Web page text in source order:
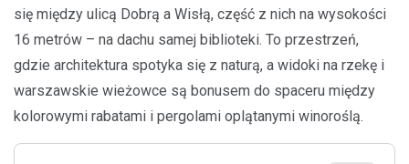
się między ulicą Dobrą a Wisłą, część z nich na wysokości
16 metrów – na dachu samej biblioteki. To przestrzeń,
gdzie architektura spotyka się z naturą, a widoki na rzekę i
warszawskie wieżowce są bonusem do spaceru między
kolorowymi rabatami i pergolami oplątanymi winoroślą.